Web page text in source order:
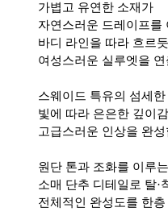
가볍고 유연한 소재가
자연스러운 드레이프를
바디 라인을 따라 흐르
여성스러운 실루엣을
스웨이드 특유의 섬세
빛에 따라 은은한 깊이
고급스러운 인상을 완성
원단 톤과 조화를 이루
소매 단추 디테일로 탈·
전체적인 완성도를 한